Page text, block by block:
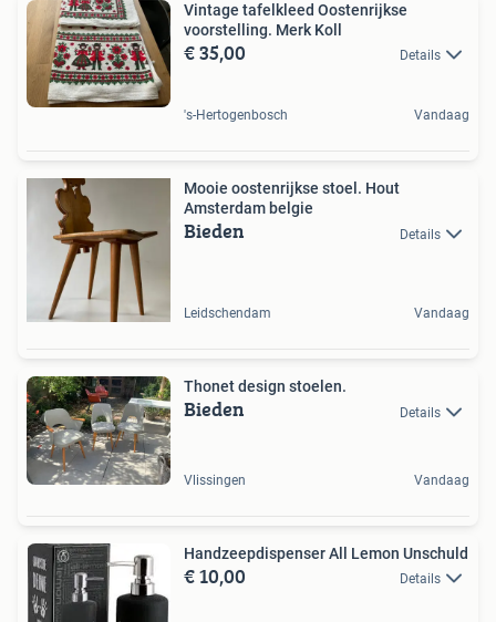
Vintage tafelkleed Oostenrijkse
voorstelling. Merk Koll
€ 35,00 Details
's-Hertogenbosch Vandaag
Mooie oostenrijkse stoel. Hout
Amsterdam belgie
Bieden Details
Leidschendam Vandaag
Thonet design stoelen.
Bieden Details
Vlissingen Vandaag
Handzeepdispenser All Lemon Unschuld
€ 10,00 Details